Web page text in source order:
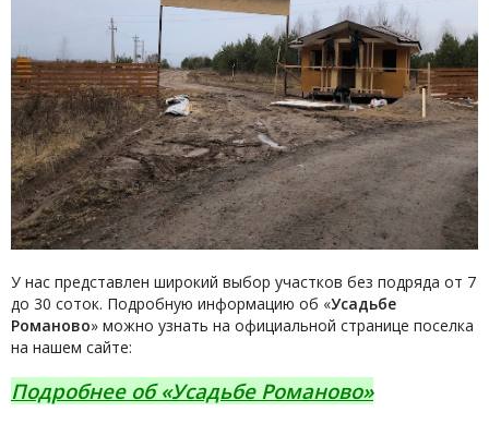
У нас представлен широкий выбор участков без подряда от 7
до 30 соток. Подробную информацию об «Усадьбе
Романово» можно узнать на официальной странице поселка
на нашем сайте:
Подробнее об «Усадьбе Романово»